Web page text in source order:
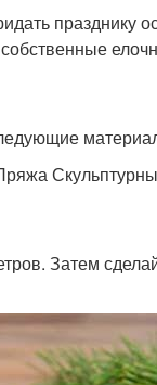
празднику
Затем